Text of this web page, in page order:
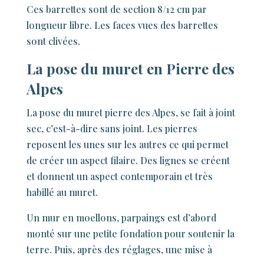
Ces barrettes sont de section 8/12 cm par
longueur libre. Les faces vues des barrettes
sont clivées.
La pose du muret en Pierre des
Alpes
La pose du muret pierre des Alpes, se fait à joint
sec, c’est-à-dire sans joint. Les pierres
reposent les unes sur les autres ce qui permet
de créer un aspect filaire. Des lignes se créent
et donnent un aspect contemporain et très
habillé au muret.
Un mur en moellons, parpaings est d’abord
monté sur une petite fondation pour soutenir la
terre. Puis, après des réglages, une mise à